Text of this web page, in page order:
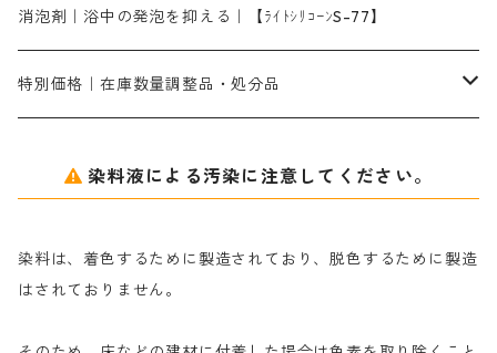
シルクフィックス３A｜絹の染料定着向上剤
ソーダ灰
染料溶解剤
セレナゾールPDN｜各種染料の染料溶解剤
化学糊（PVA）
防腐剤｜アルカリ性
部分脱色｜デグロリンSコンク
メイプロガムNP｜にじみ防止剤
アミラヂンD｜浸透・複色抑制剤
捺染糊
メイプロガムNP（綿・麻・絹用｜直接・酸性・含金染料用）
白場汚染防止剤｜ソーピング剤｜水洗する際の再汚染防止剤
ア行
カ行
ナ行
消泡剤｜浴中の発泡を抑える｜【ﾗｲﾄｼﾘｺｰﾝS-77】
特別価格｜在庫数量調整品・処分品
粉末顔料
染料液による汚染に注意してください。
染料は、着色するために製造されており、脱色するために製造
はされておりません。